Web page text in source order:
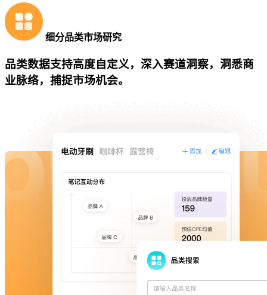
细分品类市场研究
品类数据支持高度自定义，深入赛道洞察，洞悉商
业脉络，捕捉市场机会。